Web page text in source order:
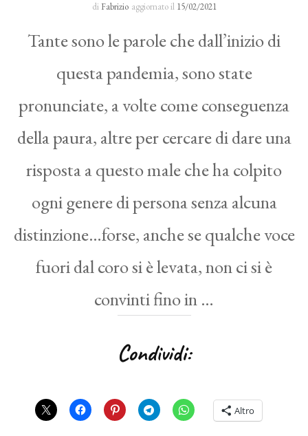
di Fabrizio aggiornato il 15/02/2021
Tante sono le parole che dall’inizio di
questa pandemia, sono state
pronunciate, a volte come conseguenza
della paura, altre per cercare di dare una
risposta a questo male che ha colpito
ogni genere di persona senza alcuna
distinzione…forse, anche se qualche voce
fuori dal coro si è levata, non ci si è
convinti fino in …
Condividi:
Altro